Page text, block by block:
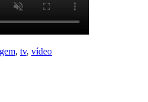
, tv, vídeo